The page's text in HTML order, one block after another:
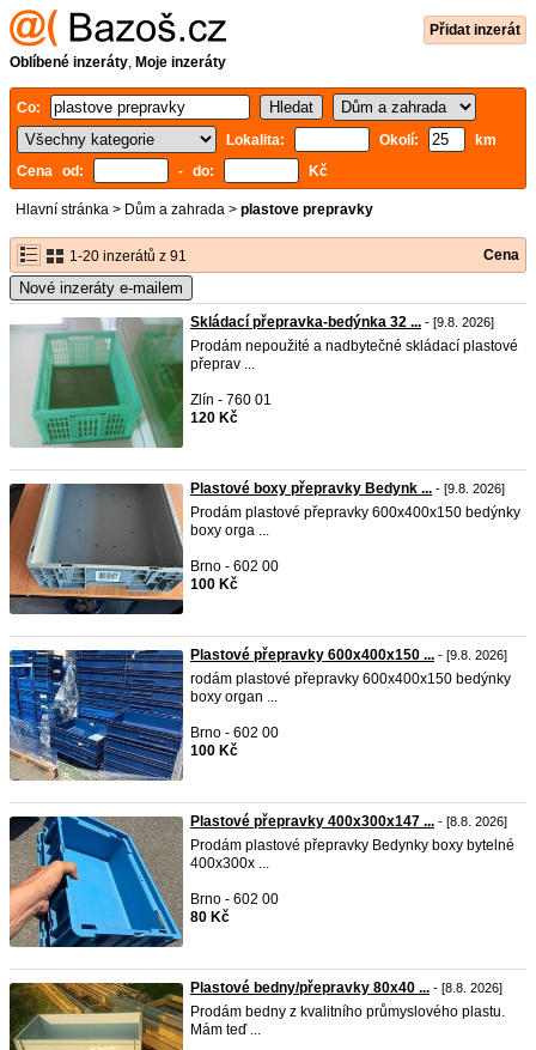
Přidat inzerát
Oblíbené inzeráty, Moje inzeráty
Co:
Lokalita:
Okolí:
km
Cena od:
- do: Kč
Hlavní stránka > Dům a zahrada > plastove prepravky
1-20 inzerátů z 91 Cena
Nové inzeráty e-mailem
Skládací přepravka-bedýnka 32 ... - [9.8. 2026]
Prodám nepoužité a nadbytečné skládací plastové
přeprav ...
Zlín - 760 01
120 Kč
Plastové boxy přepravky Bedynk ... - [9.8. 2026]
Prodám plastové přepravky 600x400x150 bedýnky
boxy orga ...
Brno - 602 00
100 Kč
Plastové přepravky 600x400x150 ... - [9.8. 2026]
rodám plastové přepravky 600x400x150 bedýnky
boxy organ ...
Brno - 602 00
100 Kč
Plastové přepravky 400x300x147 ... - [8.8. 2026]
Prodám plastové přepravky Bedynky boxy bytelné
400x300x ...
Brno - 602 00
80 Kč
Plastové bedny/přepravky 80x40 ... - [8.8. 2026]
Prodám bedny z kvalitního průmyslového plastu.
Mám teď ...